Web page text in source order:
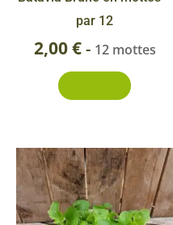
par 12
2,00€- 12 mottes